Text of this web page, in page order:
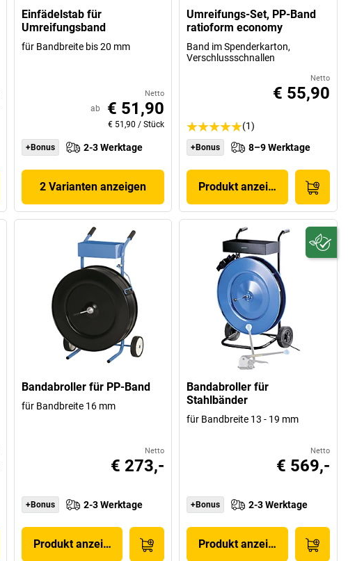
Einfädelstab für
Umreifungsband
für Bandbreite bis 20 mm
Netto
ab € 51,90
€ 51,90 /Stück
+Bonus 2-3 Werktage
2 Varianten anzeigen
Umreifungs-Set, PP-Band
ratioform economy
Band im Spenderkarton,
Verschlussschnallen
Netto
€ 55,90
(1)
+Bonus 8–9 Werktage
Produkt anzeigen
Bandabroller für PP-Band
für Bandbreite 16 mm
Netto
€ 273,-
+Bonus 2-3 Werktage
Produkt anzeigen
Bandabroller für
Stahlbänder
für Bandbreite 13 - 19 mm
Netto
€ 569,-
+Bonus 2-3 Werktage
Produkt anzeigen